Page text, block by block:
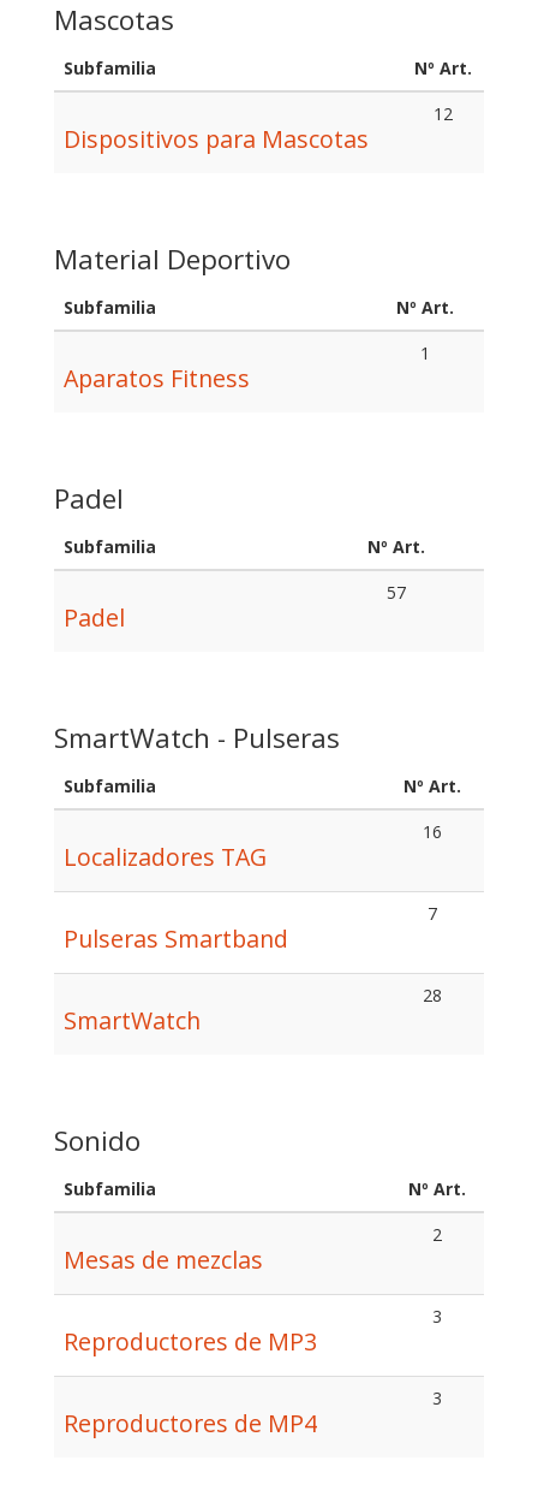
Mascotas
Subfamilia Nº Art.
Dispositivos para Mascotas
12
Material Deportivo
Subfamilia Nº Art.
Aparatos Fitness
1
Padel
Subfamilia Nº Art.
Padel
57
SmartWatch - Pulseras
Subfamilia Nº Art.
Localizadores TAG
16
Pulseras Smartband
7
SmartWatch
28
Sonido
Subfamilia Nº Art.
Mesas de mezclas
2
Reproductores de MP3
3
Reproductores de MP4
3